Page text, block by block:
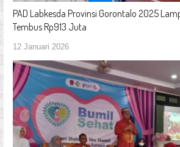
PAD Labkesda Provinsi Gorontalo 2025
Tembus Rp913 Juta
12 Januari 2026